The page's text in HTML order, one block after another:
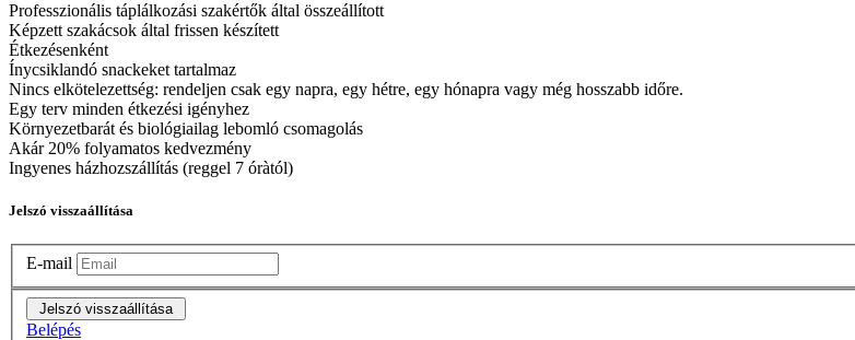
Professzionális táplálkozási szakértők által összeállított
Képzett szakácsok által frissen készített
Étkezésenként
Ínycsiklandó snackeket tartalmaz
Nincs elkötelezettség: rendeljen csak egy napra, egy hétre, egy hónapra vagy még hosszabb időre.
Egy terv minden étkezési igényhez
Környezetbarát és biológiailag lebomló csomagolás
Akár 20% folyamatos kedvezmény
Ingyenes házhozszállítás (reggel 7 óràtól)
Jelszó visszaállítása
E-mail
Belépés